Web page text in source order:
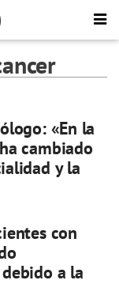
«En la
cambiado
y la
con
a la